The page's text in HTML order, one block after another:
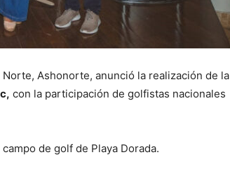
Ashonorte, anunció la realización de la
con la participación de golfistas nacionales
de golf de Playa Dorada.